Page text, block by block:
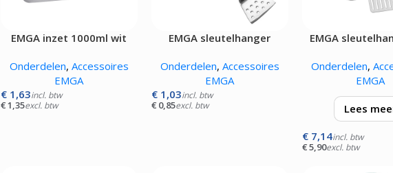
Hamburgerpersen
Gehaktmolens - Vleesmolen
Vleesmengers
Vleesvermalser
Chocoladewarmers
Warmhoudkasten
Warmhoudlampen
Kokskleding
EMGA inzet 1000ml wit
Onderdelen, Accessoires
EMGA
€1,63incl. btw
€1,35excl. btw
EMGA sleutelhanger
Onderdelen, Accessoires
EMGA
€1,03incl. btw
€0,85excl. btw
EMGA
Onderdelen,
EMGA
Lees
set bestaande
bakspaan,
€7,14incl. btw
€5,90excl. btw